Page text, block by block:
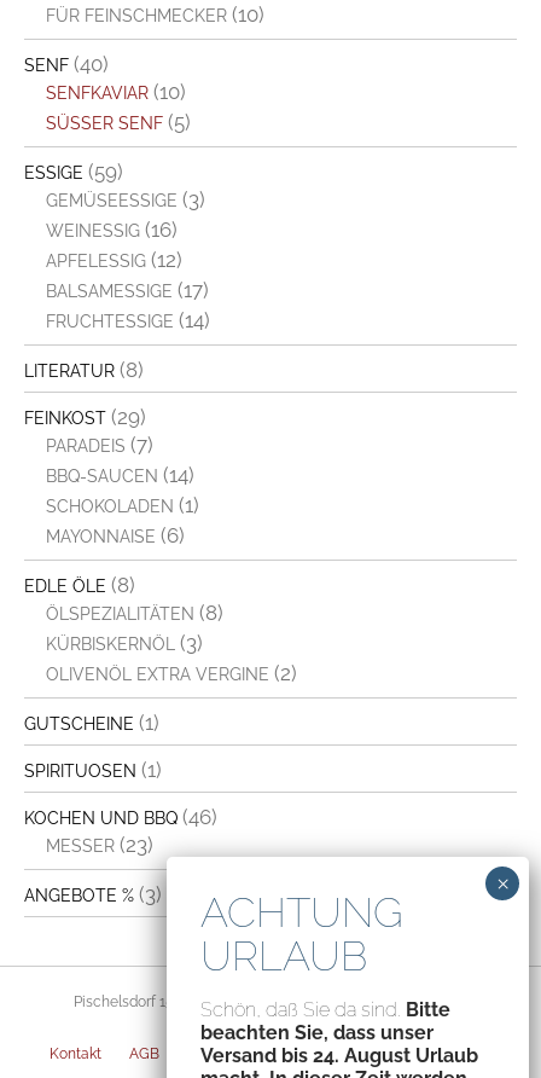
FÜR FEINSCHMECKER (10)
SENF (40)
SENFKAVIAR (10)
SÜSSER SENF (5)
ESSIGE (59)
GEMÜSEESSIGE (3)
WEINESSIG (16)
APFELESSIG (12)
BALSAMESSIGE (17)
FRUCHTESSIGE (14)
LITERATUR (8)
FEINKOST (29)
PARADEIS (7)
BBQ-SAUCEN (14)
SCHOKOLADEN (1)
MAYONNAISE (6)
EDLE ÖLE (8)
ÖLSPEZIALITÄTEN (8)
KÜRBISKERNÖL (3)
OLIVENÖL EXTRA VERGINE (2)
GUTSCHEINE (1)
SPIRITUOSEN (1)
KOCHEN UND BBQ (46)
MESSER (23)
ANGEBOTE % (3)
Pischelsdorf 156, 8212 Pischelsdorf, Austria – ATU70094435
Kontakt AGB Datenschutz Impressum Versandarten
Schön, daß Sie da sind. Bitte
beachten Sie, dass unser
Versand bis 24. August Urlaub